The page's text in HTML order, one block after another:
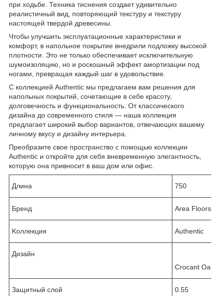
при ходьбе. Техника тиснения создает удивительно
реалистичный вид, повторяющий текстуру и текстуру
настоящей твердой древесины.
Чтобы улучшить эксплуатационные характеристики и
комфорт, в напольное покрытие внедрили подложку высокой
плотности. Это не только обеспечивает исключительную
шумоизоляцию, но и роскошный эффект амортизации под
ногами, превращая каждый шаг в удовольствие.
С коллекцией Authentic мы предлагаем вам решения для
напольных покрытий, сочетающие в себе красоту,
долговечность и функциональность. От классического
дизайна до современного стиля — наша коллекция
предлагает широкий выбор вариантов, отвечающих вашему
личному вкусу и дизайну интерьера.
Преобразите свое пространство с помощью коллекции
Authentic и откройте для себя вневременную элегантность,
которую она привносит в ваш дом или офис.
Длина 750
Бренд Area Floors
Kоллекция Authentic
Дизайн
Crocant
Защитный слой 0.55